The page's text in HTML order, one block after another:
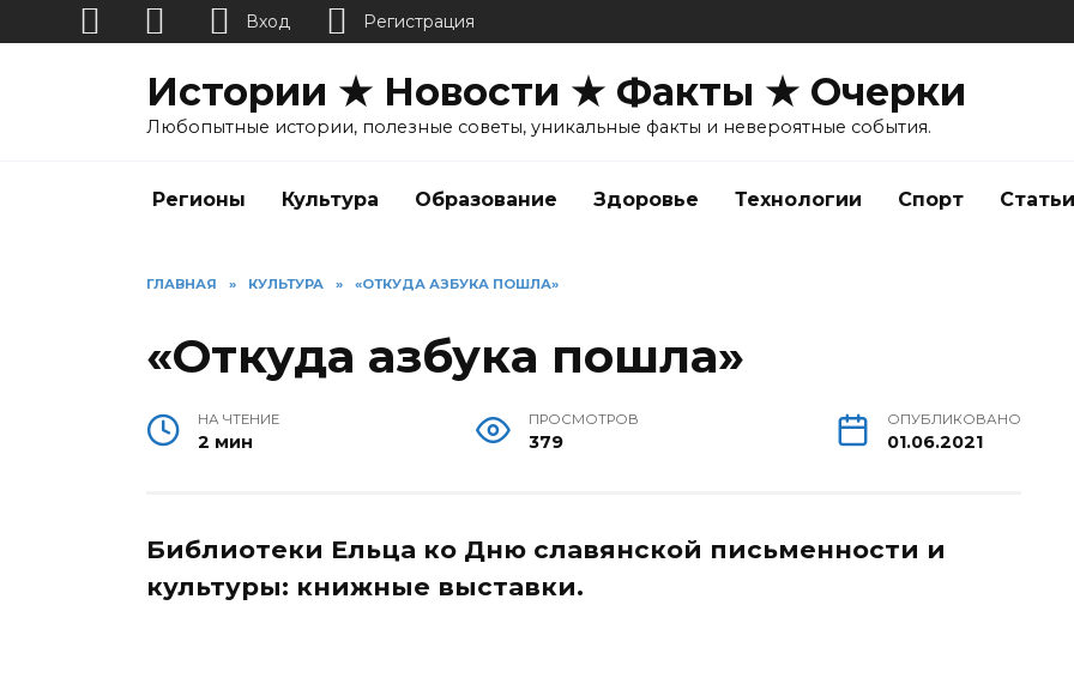
Истории ★ Новости ★ Факты ★ Очерки
Любопытные истории, полезные советы, уникальные факты и невероятные события.
Регионы Культура Образование Здоровье Технологии Спорт Статьи
ГЛАВНАЯ » КУЛЬТУРА » «ОТКУДА АЗБУКА ПОШЛА»
«Откуда азбука пошла»
НА ЧТЕНИЕ
2 мин
ПРОСМОТРОВ
379
ОПУБЛИКОВАНО
01.06.2021
Библиотеки Ельца ко Дню славянской письменности и
культуры: книжные выставки.
Вход Регистрация